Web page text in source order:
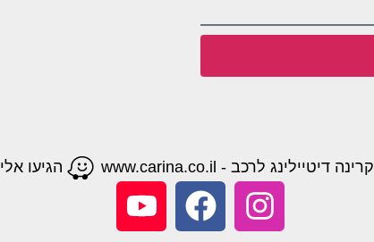
קרינה דיטיילינג לרכב - www.carina.co.il הגיעו